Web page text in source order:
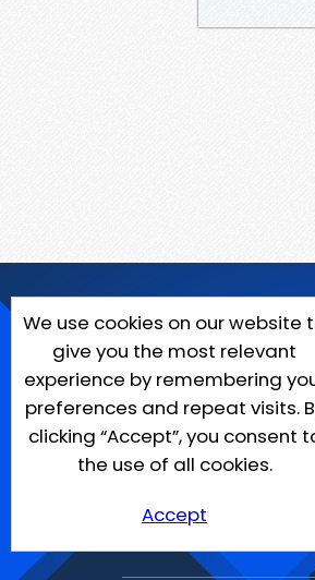
We use cookies on our website
give you the most relevant
experience by remembering
preferences and repeat visits.
clicking “Accept”, you consent
the use of all cookies.
Accept